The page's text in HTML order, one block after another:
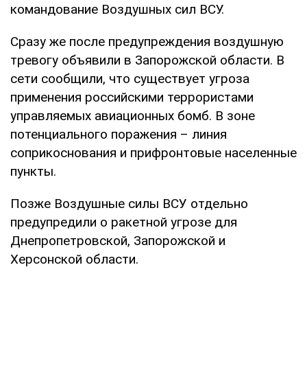
командование Воздушных сил ВСУ.
Сразу же после предупреждения воздушную
тревогу объявили в Запорожской области. В
сети сообщили, что существует угроза
применения российскими террористами
управляемых авиационных бомб. В зоне
потенциального поражения – линия
соприкоснования и прифронтовые населенные
пункты.
Позже Воздушные силы ВСУ отдельно
предупредили о ракетной угрозе для
Днепропетровской, Запорожской и
Херсонской области.